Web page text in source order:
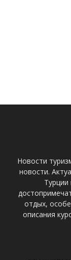
Новости
новости.
Турции
отдых,
описания